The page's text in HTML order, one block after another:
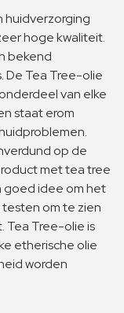
huidverzorging
hoge kwaliteit.
bekend
De Tea Tree-olie
van elke
staat erom
op de
met tea tree
goed idee om het
om te zien
Tea Tree-olie is
etherische olie
worden